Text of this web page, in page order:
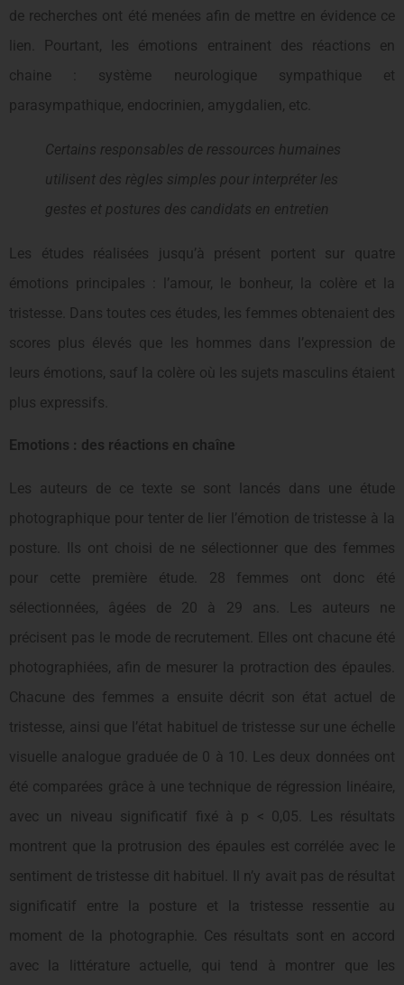
de recherches ont été menées afin de mettre en évidence ce
lien. Pourtant, les émotions entrainent des réactions en
chaine : système neurologique sympathique et
parasympathique, endocrinien, amygdalien, etc.
Certains responsables de ressources humaines
utilisent des règles simples pour interpréter les
gestes et postures des candidats en entretien
Les études réalisées jusqu’à présent portent sur quatre
émotions principales : l’amour, le bonheur, la colère et la
tristesse. Dans toutes ces études, les femmes obtenaient des
scores plus élevés que les hommes dans l’expression de
leurs émotions, sauf la colère où les sujets masculins étaient
plus expressifs.
Emotions : des réactions en chaîne
Les auteurs de ce texte se sont lancés dans une étude
photographique pour tenter de lier l’émotion de tristesse à la
posture. Ils ont choisi de ne sélectionner que des femmes
pour cette première étude. 28 femmes ont donc été
sélectionnées, âgées de 20 à 29 ans. Les auteurs ne
précisent pas le mode de recrutement. Elles ont chacune été
photographiées, afin de mesurer la protraction des épaules.
Chacune des femmes a ensuite décrit son état actuel de
tristesse, ainsi que l’état habituel de tristesse sur une échelle
visuelle analogue graduée de 0 à 10. Les deux données ont
été comparées grâce à une technique de régression linéaire,
avec un niveau significatif fixé à p < 0,05. Les résultats
montrent que la protrusion des épaules est corrélée avec le
sentiment de tristesse dit habituel. Il n’y avait pas de résultat
significatif entre la posture et la tristesse ressentie au
moment de la photographie. Ces résultats sont en accord
avec la littérature actuelle, qui tend à montrer que les